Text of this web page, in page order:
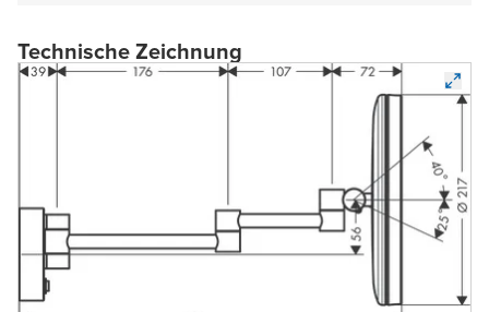
Technische Zeichnung